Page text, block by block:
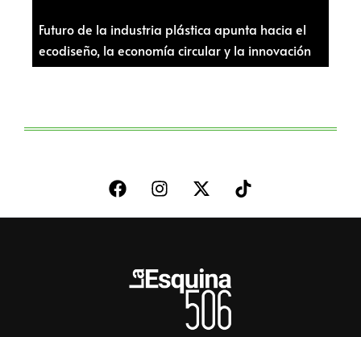
Futuro de la industria plástica apunta hacia el
ecodiseño, la economía circular y la innovación